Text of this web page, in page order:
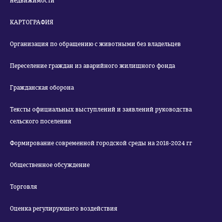
КАРТОГРАФИЯ
Организация по обращению с животными без владельцев
Переселение граждан из аварийного жилищного фонда
Гражданская оборона
Тексты официальных выступлений и заявлений руководства
сельского поселения
Формирование современной городской среды на 2018-2024 гг
Общественное обсуждение
Торговля
Оценка регулирующего воздействия